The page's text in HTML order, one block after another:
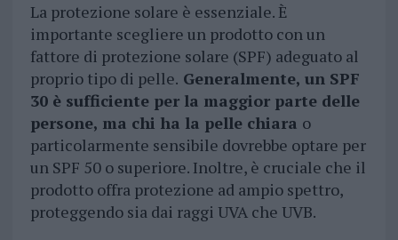
La protezione solare è essenziale. È
importante scegliere un prodotto con un
fattore di protezione solare (SPF) adeguato al
proprio tipo di pelle. Generalmente, un SPF
30 è sufficiente per la maggior parte delle
persone, ma chi ha la pelle chiara o
particolarmente sensibile dovrebbe optare per
un SPF 50 o superiore. Inoltre, è cruciale che il
prodotto offra protezione ad ampio spettro,
proteggendo sia dai raggi UVA che UVB.